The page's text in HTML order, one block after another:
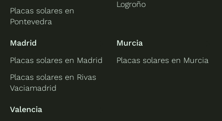
Placas solares en
Pontevedra
Logroño
Madrid
Placas solares en Madrid
Placas solares en Rivas
Vaciamadrid
Murcia
Placas solares en Murcia
Valencia